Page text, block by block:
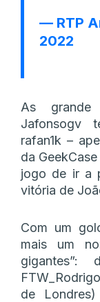
— RTP
2022
As grande
Jafonsogv
rafan1k –
da
jogo de ir a
vitória de
Com um
mais um
gigantes”:
de